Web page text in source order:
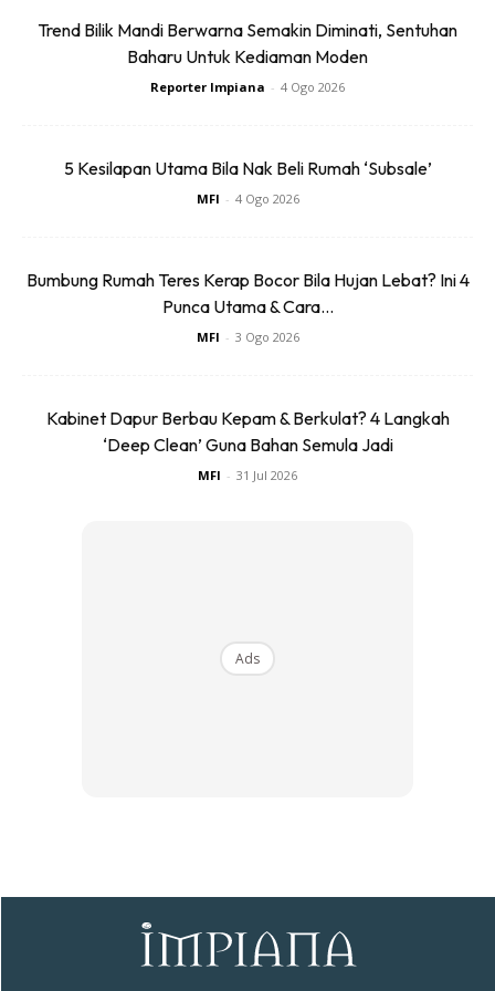
“Ini kerana sumber idea inspirasi dan pelbagai maklumat
anda boleh cari di internet, majalah dan sebagainya,”
Trend Bilik Mandi Berwarna Semakin Diminati, Sentuhan
Baharu Untuk Kediaman Moden
Reporter Impiana - 4 Ogo 2026
5 Kesilapan Utama Bila Nak Beli Rumah ‘Subsale’
MFI - 4 Ogo 2026
Bumbung Rumah Teres Kerap Bocor Bila Hujan Lebat? Ini 4
Punca Utama & Cara...
MFI - 3 Ogo 2026
Kabinet Dapur Berbau Kepam & Berkulat? 4 Langkah
‘Deep Clean’ Guna Bahan Semula Jadi
MFI - 31 Jul 2026
Ads